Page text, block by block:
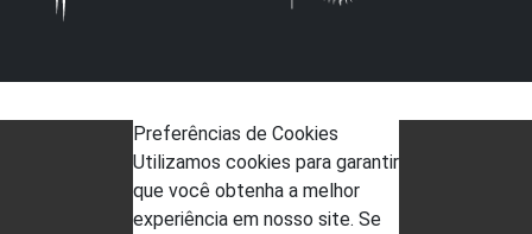
Preferências de Cookies
Utilizamos cookies para garantir
que você obtenha a melhor
experiência em nosso site. Se